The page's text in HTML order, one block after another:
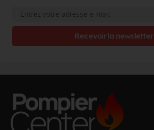
Recevoir la newsletter